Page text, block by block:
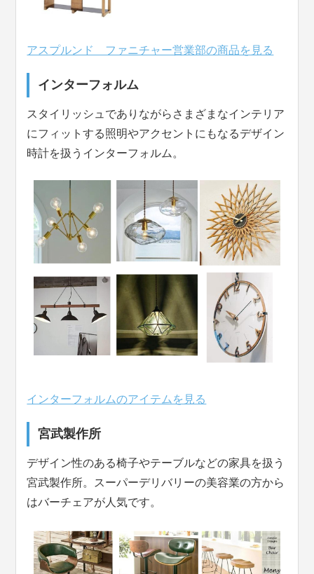
アスプルンド ファニチャー営業部の商品を見る
インターフォルム
スタイリッシュでありながらさまざまなインテリア
にフィットする照明やアクセントにもなるデザイン
時計を扱うインターフォルム。
インターフォルムのアイテムを見る
宮武製作所
デザイン性のある椅子やテーブルなどの家具を扱う
宮武製作所。スーパーデリバリーの美容業の方から
はバーチェアが人気です。